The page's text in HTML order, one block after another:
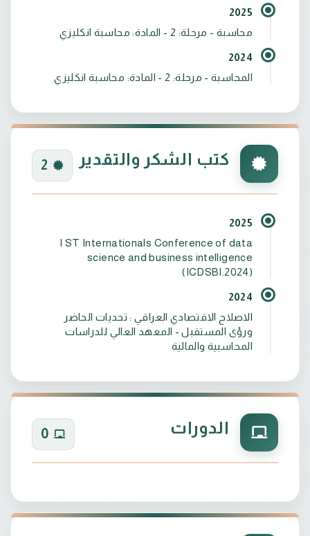
2025
محاسبة - مرحلة: 2 - المادة: محاسبة انكليزي
2024
المحاسبة - مرحلة: 2 - المادة: محاسبة انكليزي
كتب الشكر والتقدير 2
2025
I ST Internationals Conference of data
science and business intelligence
(ICDSBI.2024)
2024
الاصلاح الاقتصادي العراقي : تحديات الحاضر
ورؤى المستقبل - المعهد العالي للدراسات
المحاسبية والمالية
الدورات 0